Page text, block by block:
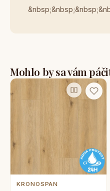
Mohlo by sa vám
KRONOSPAN